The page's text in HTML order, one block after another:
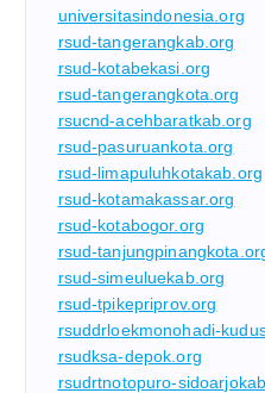
universitasindonesia.org
rsud-tangerangkab.org
rsud-kotabekasi.org
rsud-tangerangkota.org
rsucnd-acehbaratkab.org
rsud-pasuruankota.org
rsud-limapuluhkotakab.org
rsud-kotamakassar.org
rsud-kotabogor.org
rsud-
rsud-simeuluekab.org
rsud-tpikepriprov.org
rsuddrloekmonohadi-
rsudksa-depok.org
rsudrtnotopuro-